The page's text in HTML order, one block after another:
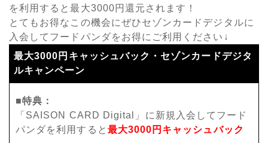
を利用すると最大3000円還元されます！
とてもお得なこの機会にぜひセゾンカードデジタルに
入会してフードパンダをお得にご利用ください↓
最大3000円キャッシュバック・セゾンカードデジタ
ルキャンペーン
■特典：
「SAISON CARD Digital」に新規入会してフード
パンダを利用すると 最大3000円キャッシュバック